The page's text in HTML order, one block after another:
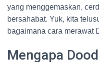
yang menggemaskan,
bersahabat. Yuk, kita
bagaimana cara merawat
Mengapa